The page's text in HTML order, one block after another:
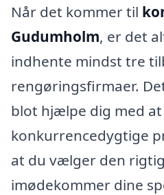
Når det kommer til
Gudumholm, er det
indhente mindst tre
rengøringsfirmaer.
blot hjælpe dig med
konkurrencedygtige
at du vælger den
imødekommer dine